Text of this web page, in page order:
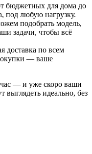
для дома до
под любую нагрузку.
подобрать модель,
задачи, чтобы всё
доставка по всем
— ваше
— и уже скоро ваши
выглядеть идеально, без